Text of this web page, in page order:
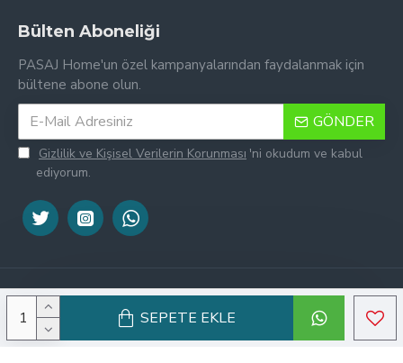
SEPETE EKLE
Bülten Aboneliği
PASAJ Home'un özel kampanyalarından faydalanmak için
bültene abone olun.
GÖNDER
Gizlilik ve Kişisel Verilerin Korunması 'ni okudum ve kabul
ediyorum.
© Copyright 2016-2026, PASAJ Home | Ürün görselleri ticari lisansa
sahiptir, kopyalanamaz.